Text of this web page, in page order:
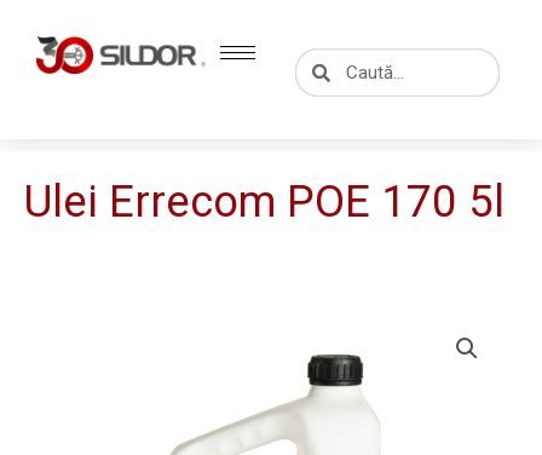
content
CautăCaută
Ulei Errecom POE 170 5l